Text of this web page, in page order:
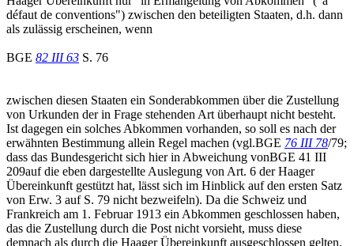
défaut de conventions") zwischen den beteiligten Staaten, d.h. dann
als zulässig erscheinen, wenn
BGE 82 III 63 S. 76
zwischen diesen Staaten ein Sonderabkommen über die Zustellung
von Urkunden der in Frage stehenden Art überhaupt nicht besteht.
Ist dagegen ein solches Abkommen vorhanden, so soll es nach der
erwähnten Bestimmung allein Regel machen (vgl.BGE 76 III 78/79;
dass das Bundesgericht sich hier in Abweichung vonBGE 41 III
209auf die eben dargestellte Auslegung von Art. 6 der Haager
Übereinkunft gestützt hat, lässt sich im Hinblick auf den ersten Satz
von Erw. 3 auf S. 79 nicht bezweifeln). Da die Schweiz und
Frankreich am 1. Februar 1913 ein Abkommen geschlossen haben,
das die Zustellung durch die Post nicht vorsieht, muss diese
demnach als durch die Haager Übereinkunft ausgeschlossen gelten,